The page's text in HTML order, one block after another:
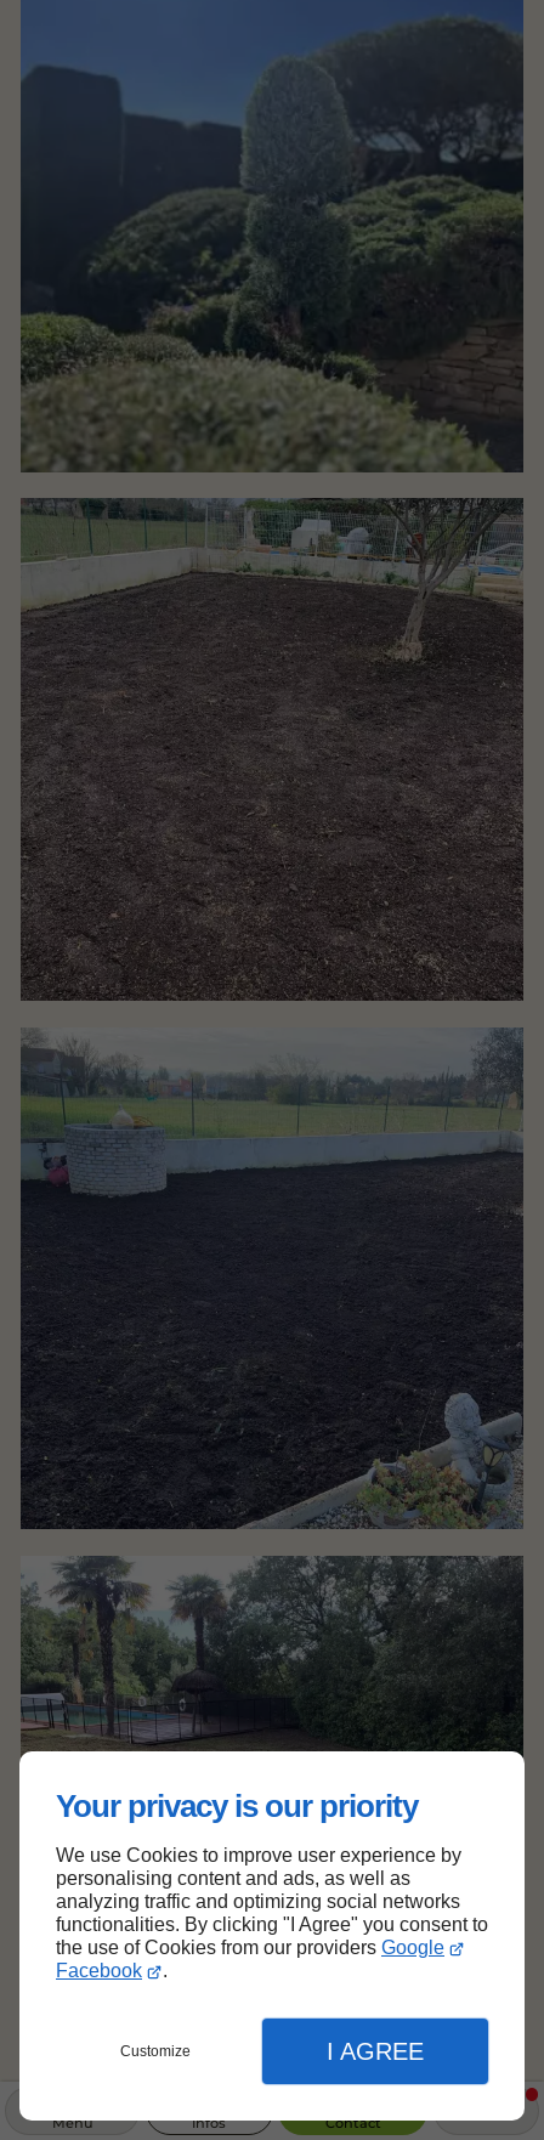
Your privacy is our priority
We use Cookies to improve user experience by
personalising content and ads, as well as
analyzing traffic and optimizing social networks
functionalities. By clicking "I Agree" you consent to
the use of Cookies from our providers Google
Facebook
.
Customize I AGREE
Menu Infos Contact